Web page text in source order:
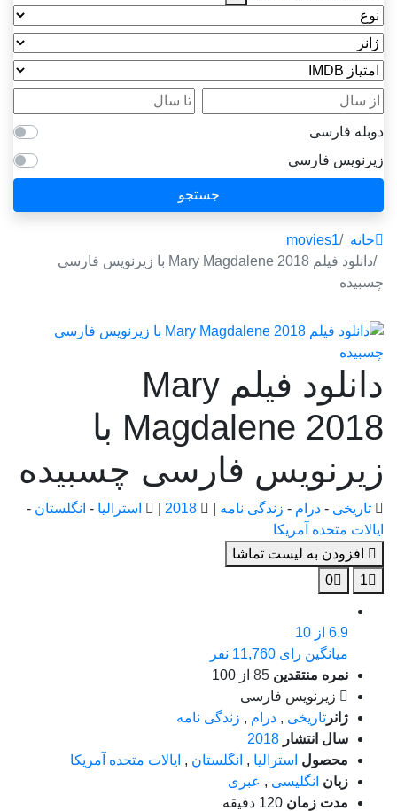
نوع
ژانر
امتیاز IMDB
از سال
تا سال
دوبله فارسی
زیرنویس فارسی
جستجو
خانه
movies1
دانلود فیلم Mary Magdalene 2018 با زیرنویس فارسی
چسبیده
دانلود فیلم Mary
Magdalene 2018 با
زیرنویس فارسی چسبیده
تاریخی - درام - زندگی نامه 2018 استرالیا - انگلستان -
ایالات متحده آمریکا
افزودن به لیست تماشا
1
0
6.9 از 10
میانگین رای 11,760 نفر
نمره منتقدین 85 از 100
زیرنویس فارسی
ژانر تاریخی , درام , زندگی نامه
سال انتشار 2018
محصول استرالیا , انگلستان , ایالات متحده آمریکا
زبان انگلیسی , عبری
مدت زمان 120 دقیقه